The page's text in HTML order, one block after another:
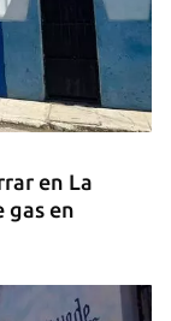
del Amazon
en La
gas en